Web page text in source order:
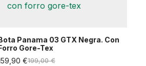
Panama 03 GTX Negra. Con
Gore-Tex
€199,00 €